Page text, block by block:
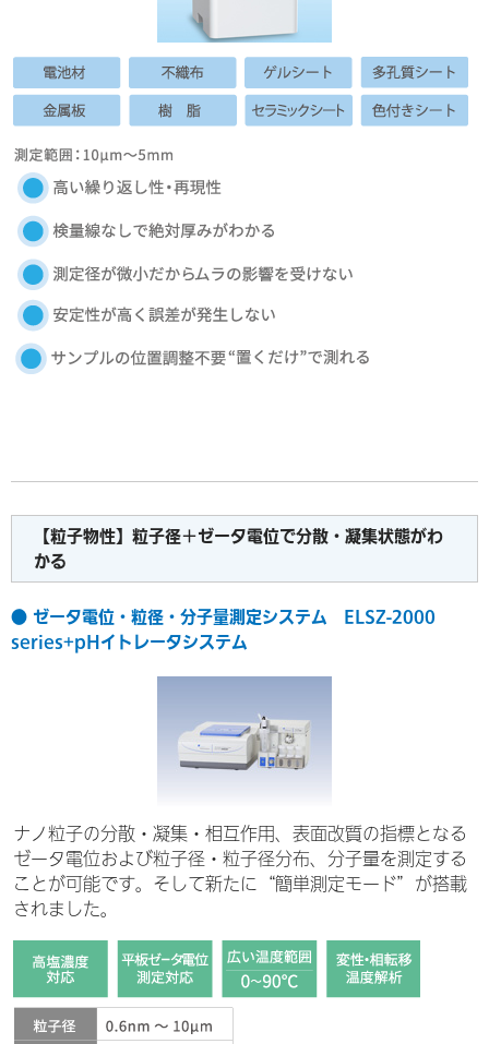
【粒子物性】粒子径＋ゼータ電位で分散・凝集状態がわ
かる
● ゼータ電位・粒径・分子量測定システム ELSZ-2000
series+pHイトレータシステム
ナノ粒子の分散・凝集・相互作用、表面改質の指標となる
ゼータ電位および粒子径・粒子径分布、分子量を測定する
ことが可能です。そして新たに“簡単測定モード”が搭載
されました。